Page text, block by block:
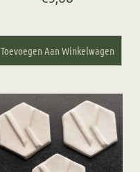
Toevoegen Aan Winkelwagen